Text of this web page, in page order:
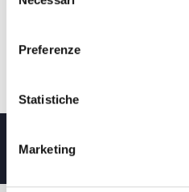
Preferenze
Statistiche
Marketing
POCKETS AND BELT.